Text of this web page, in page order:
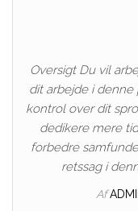
Oversigt Du vil
dit arbejde i
kontrol over dit
dedikere mere
forbedre
retssag i
Af